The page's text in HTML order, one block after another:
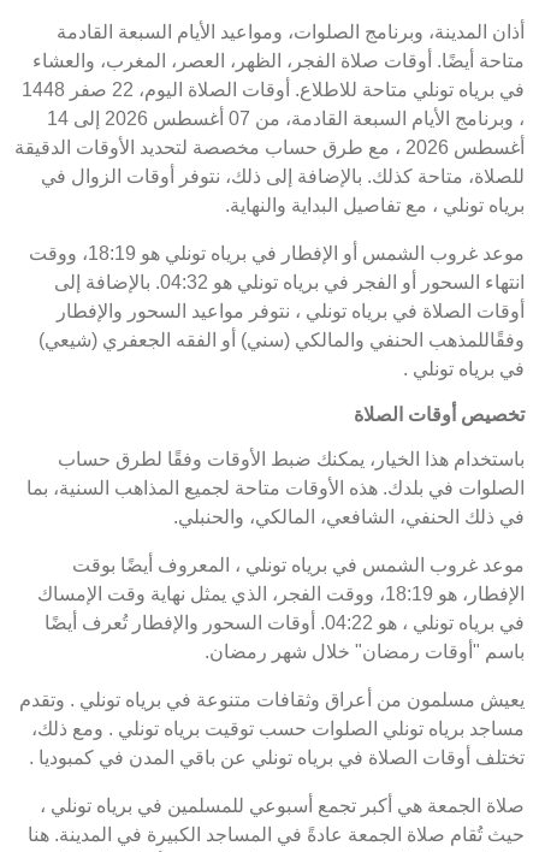
أذان المدينة، وبرنامج الصلوات، ومواعيد الأيام السبعة القادمة
متاحة أيضًا. أوقات صلاة الفجر، الظهر، العصر، المغرب، والعشاء
في برياه تونلي متاحة للاطلاع. أوقات الصلاة اليوم، 22 صفر 1448
، وبرنامج الأيام السبعة القادمة، من 07 أغسطس 2026 إلى 14
أغسطس 2026 ، مع طرق حساب مخصصة لتحديد الأوقات الدقيقة
للصلاة، متاحة كذلك. بالإضافة إلى ذلك، نتوفر أوقات الزوال في
برياه تونلي ، مع تفاصيل البداية والنهاية.
موعد غروب الشمس أو الإفطار في برياه تونلي هو 18:19، ووقت
انتهاء السحور أو الفجر في برياه تونلي هو 04:32. بالإضافة إلى
أوقات الصلاة في برياه تونلي ، نتوفر مواعيد السحور والإفطار
وفقًاللمذهب الحنفي والمالكي (سني) أو الفقه الجعفري (شيعي)
في برياه تونلي .
تخصيص أوقات الصلاة
باستخدام هذا الخيار، يمكنك ضبط الأوقات وفقًا لطرق حساب
الصلوات في بلدك. هذه الأوقات متاحة لجميع المذاهب السنية، بما
في ذلك الحنفي، الشافعي، المالكي، والحنبلي.
موعد غروب الشمس في برياه تونلي ، المعروف أيضًا بوقت
الإفطار، هو 18:19، ووقت الفجر، الذي يمثل نهاية وقت الإمساك
في برياه تونلي ، هو 04:22. أوقات السحور والإفطار تُعرف أيضًا
باسم "أوقات رمضان" خلال شهر رمضان.
يعيش مسلمون من أعراق وثقافات متنوعة في برياه تونلي . وتقدم
مساجد برياه تونلي الصلوات حسب توقيت برياه تونلي . ومع ذلك،
تختلف أوقات الصلاة في برياه تونلي عن باقي المدن في كمبوديا .
صلاة الجمعة هي أكبر تجمع أسبوعي للمسلمين في برياه تونلي ،
حيث تُقام صلاة الجمعة عادةً في المساجد الكبيرة في المدينة. هنا